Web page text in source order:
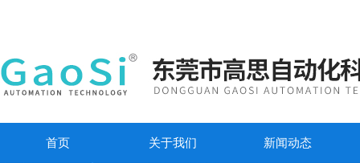
首页 关于我们 新闻动态